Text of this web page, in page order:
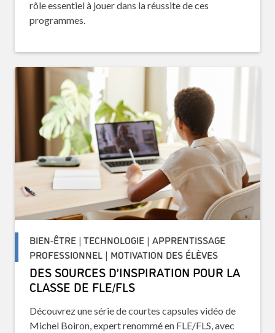
rôle essentiel à jouer dans la réussite de ces
programmes.
BIEN-ÊTRE | TECHNOLOGIE | APPRENTISSAGE
PROFESSIONNEL | MOTIVATION DES ÉLÈVES
DES SOURCES D’INSPIRATION POUR LA
CLASSE DE FLE/FLS
Découvrez une série de courtes capsules vidéo de
Michel Boiron, expert renommé en FLE/FLS, avec